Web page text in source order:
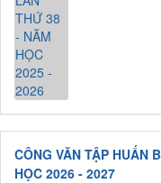
CÔNG VĂN TẬP HUẤN
HỌC 2026 - 2027